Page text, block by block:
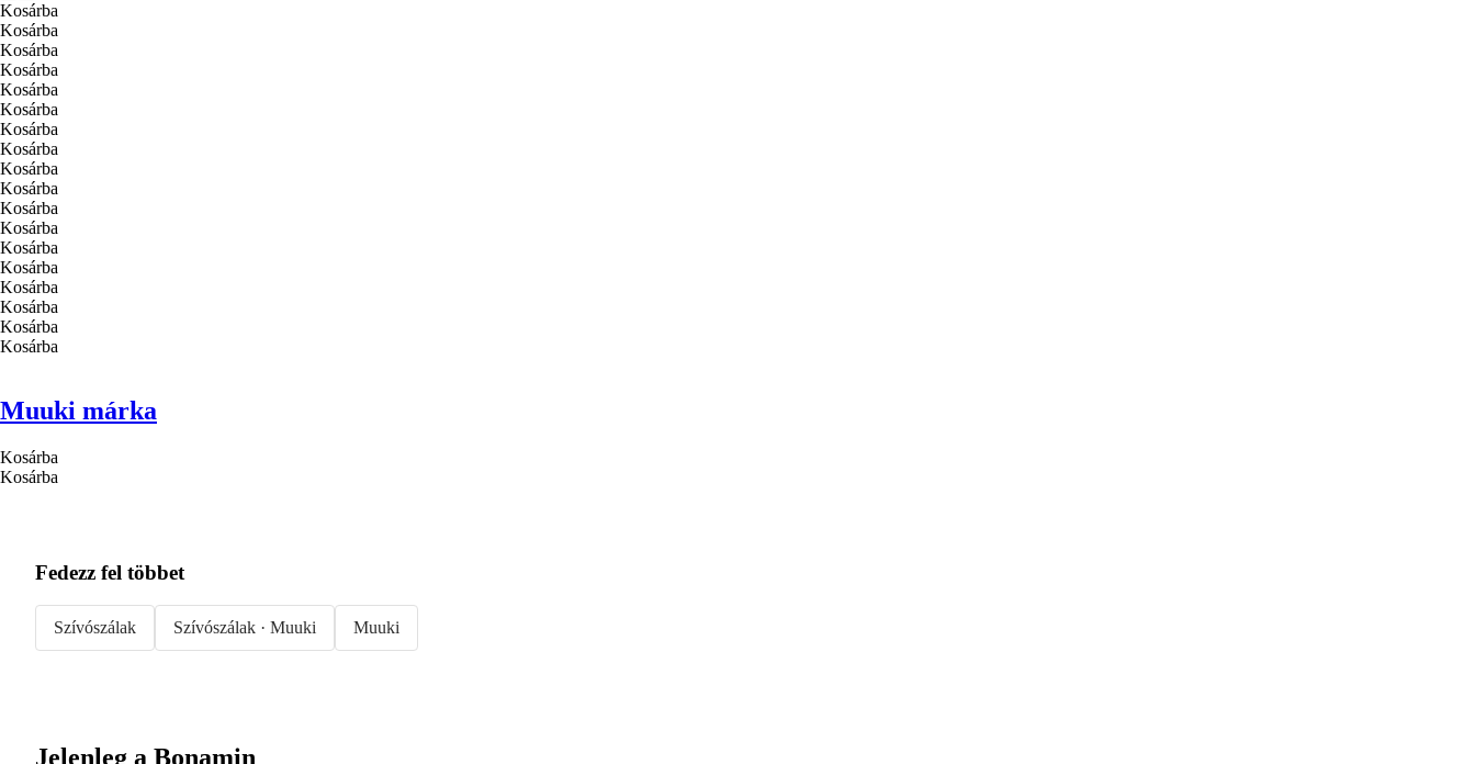
Kosárba
Kosárba
Kosárba
Kosárba
Kosárba
Kosárba
Kosárba
Kosárba
Kosárba
Kosárba
Kosárba
Kosárba
Kosárba
Kosárba
Kosárba
Kosárba
Kosárba
Kosárba
Muuki márka
Kosárba
Kosárba
Fedezz fel többet
Szívószálak Szívószálak · Muuki Muuki
Jelenleg a Bonamin